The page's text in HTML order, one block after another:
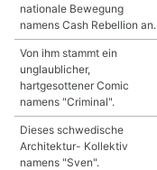
nationale Bewegung
namens Cash Rebellion an.
Von ihm stammt ein
unglaublicher,
hartgesottener Comic
namens "Criminal".
Dieses schwedische
Architektur- Kollektiv
namens "Sven".